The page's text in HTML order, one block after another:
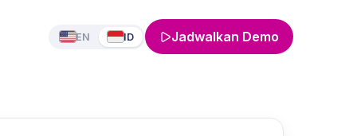
EN ID Jadwalkan Demo